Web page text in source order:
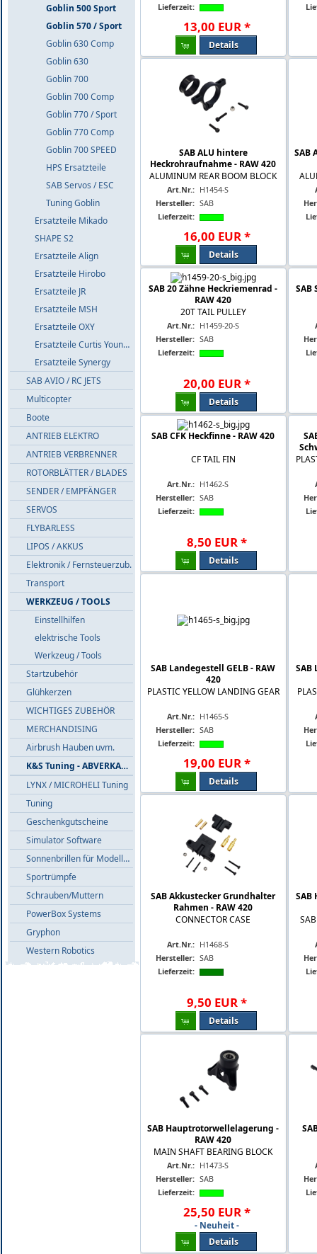
Goblin 500 Sport
Goblin 570 / Sport
Goblin 630 Comp
Goblin 630
Goblin 700
Goblin 700 Comp
Goblin 770 / Sport
Goblin 770 Comp
Goblin 700 SPEED
HPS Ersatzteile
SAB Servos / ESC
Tuning Goblin
Ersatzteile Mikado
SHAPE S2
Ersatzteile Align
Ersatzteile Hirobo
Ersatzteile JR
Ersatzteile MSH
Ersatzteile OXY
Ersatzteile Curtis Youngblood
Ersatzteile Synergy
SAB AVIO / RC JETS
Multicopter
Boote
ANTRIEB ELEKTRO
ANTRIEB VERBRENNER
ROTORBLÄTTER / BLADES
SENDER / EMPFÄNGER
SERVOS
FLYBARLESS
LIPOS / AKKUS
Elektronik / Fernsteuerzub.
Transport
WERKZEUG / TOOLS
Einstellhilfen
elektrische Tools
Werkzeug / Tools
Startzubehör
Glühkerzen
WICHTIGES ZUBEHÖR
MERCHANDISING
Airbrush Hauben uvm.
K&S Tuning - ABVERKAUF
LYNX / MICROHELI Tuning
Tuning
Geschenkgutscheine
Simulator Software
Sonnenbrillen für Modellflieger
Sportrümpfe
Schrauben/Muttern
PowerBox Systems
Gryphon
Western Robotics
Lieferzeit:
13,00 EUR*
Details
SAB ALU hintere
Heckrohraufnahme - RAW 420
ALUMINUM REAR BOOM BLOCK
Art.Nr.: H1454-S
Hersteller: SAB
Lieferzeit:
16,00 EUR*
Details
SAB
SAB 20 Zähne Heckriemenrad -
RAW 420
20T TAIL PULLEY
Art.Nr.: H1459-20-S
Hersteller: SAB
Lieferzeit:
20,00 EUR*
Details
SAB
SAB CFK Heckfinne - RAW 420
CF TAIL FIN
Art.Nr.: H1462-S
Hersteller: SAB
Lieferzeit:
8,50 EUR*
Details
SAB Landegestell GELB - RAW
420
PLASTIC YELLOW LANDING GEAR
Art.Nr.: H1465-S
Hersteller: SAB
Lieferzeit:
19,00 EUR*
Details
SAB
SAB Akkustecker Grundhalter
Rahmen - RAW 420
CONNECTOR CASE
Art.Nr.: H1468-S
Hersteller: SAB
Lieferzeit:
9,50 EUR*
Details
SAB
SAB Hauptrotorwellelagerung -
RAW 420
MAIN SHAFT BEARING BLOCK
Art.Nr.: H1473-S
Hersteller: SAB
Lieferzeit:
25,50 EUR*
- Neuheit -
Details